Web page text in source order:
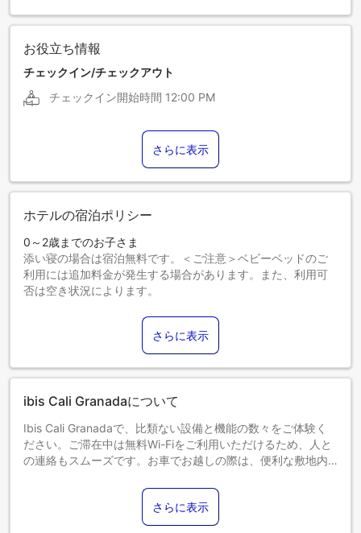
お役立ち情報
チェックイン/チェックアウト
チェックイン開始時間 12:00 PM
さらに表示
ホテルの宿泊ポリシー
0～2歳までのお子さま
添い寝の場合は宿泊無料です。＜ご注意＞ベビーベッドのご
利用には追加料金が発生する場合があります。また、利用可
否は空き状況によります。
添い寝の場合は宿泊無料です。
12歳以上のゲストは大人とみなされます。
エキストラベッドの追加可否は、お部屋タイプにより異なり
ます。各部屋タイプ欄の記載をご確認ください。
さらに表示
ibis Cali Granadaについて
Ibis Cali Granadaで、比類ない設備と機能の数々をご体験く
ださい。ご滞在中は無料Wi-Fiをご利用いただけるため、人と
の連絡もスムーズです。お車でお越しの際は、便利な敷地内
ロントデスクで必要なサポートをいつでも受けることができ
ます。 くつろぎたい方のために、ルームサービスなどの設
備・サービスが簡単に利用できるようになっています。ibis
さらに表示